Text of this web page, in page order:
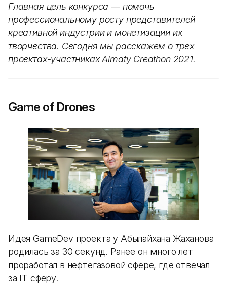
Главная цель конкурса — помочь
профессиональному росту представителей
креативной индустрии и монетизации их
творчества. Сегодня мы расскажем о трех
проектах-участниках Almaty Creathon 2021.
Game of Drones
Идея GameDev проекта у Абылайхана Жаханова
родилась за 30 секунд. Ранее он много лет
проработал в нефтегазовой сфере, где отвечал
за IT сферу.